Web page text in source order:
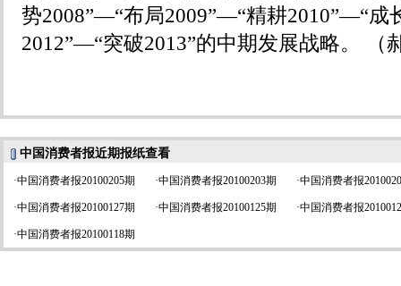
势2008”—“布局2009”—“精耕2010”—“成
2012”—“突破2013”的中期发展战略。 （
中国消费者报近期报纸查看
·中国消费者报20100205期 ·中国消费者报20100203期 ·中国消费者报
·中国消费者报20100127期 ·中国消费者报20100125期 ·中国消费者报
·中国消费者报20100118期